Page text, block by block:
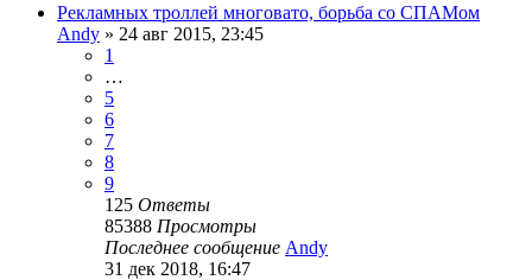
Рекламных троллей многовато, борьба со СПАМом
Andy » 24 авг 2015, 23:45
1
…
5
6
7
8
9
125 Ответы
85388 Просмотры
Последнее сообщение Andy
31 дек 2018, 16:47